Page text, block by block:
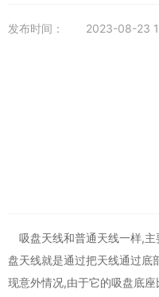
发布时间： 2023-08-23
吸盘天线和普通天线一样,
盘天线就是通过把天线通过底
现意外情况,由于它的吸盘底